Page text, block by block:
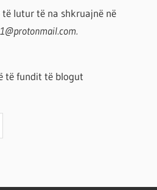
lutur të na shkruajnë në
të fundit të blogut